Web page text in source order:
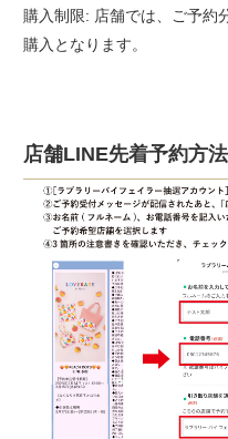
購入制限: 店舗では、ご予約
購入となります。
店舗LINE先着予約方法